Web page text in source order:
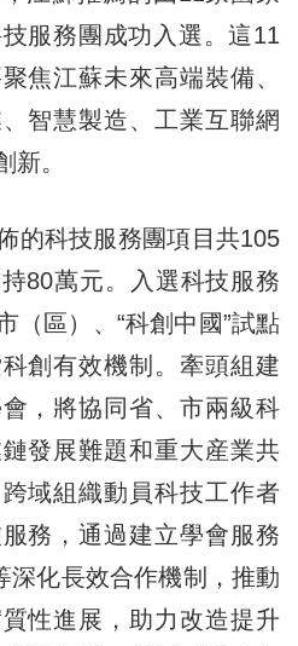
服務團成功入選。這11
焦江蘇未來高端裝備、
智慧製造、工業互聯網
新。
科技服務團項目共105
80萬元。入選科技服務
（區）、“科創中國”試點
創有效機制。牽頭組建
，將協同省、市兩級科
發展難題和重大産業共
域組織動員科技工作者
務，通過建立學會服務
深化長效合作機制，推動
性進展，助力改造提升